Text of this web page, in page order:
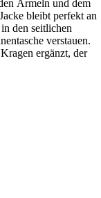
Ärmeln und dem
bleibt perfekt an
den seitlichen
verstauen.
ergänzt, der